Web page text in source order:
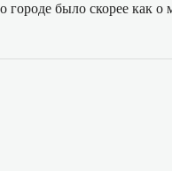
было скорее как о